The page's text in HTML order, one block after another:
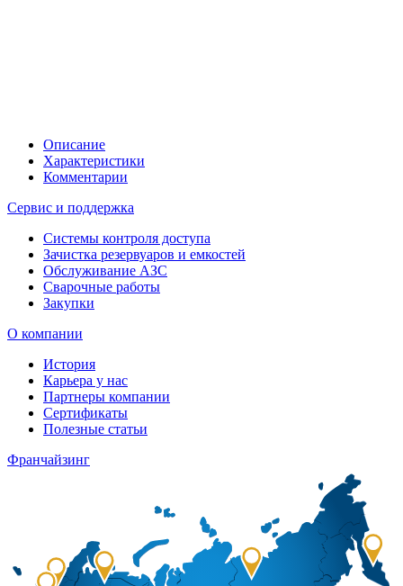
Описание
Характеристики
Комментарии
Сервис и поддержка
Системы контроля доступа
Зачистка резервуаров и емкостей
Обслуживание АЗС
Сварочные работы
Закупки
О компании
История
Карьера у нас
Партнеры компании
Сертификаты
Полезные статьи
Франчайзинг